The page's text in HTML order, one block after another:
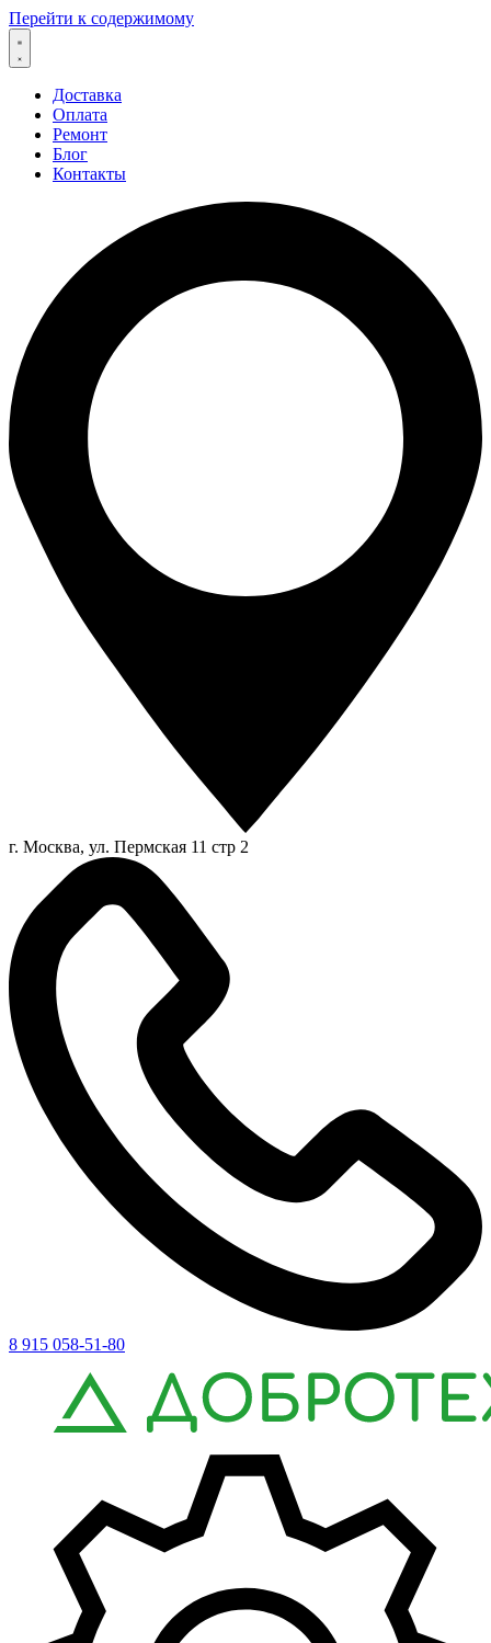
Перейти к содержимому
Доставка
Оплата
Ремонт
Блог
Контакты
г. Москва, ул. Пермская 11 стр 2
8 915 058-51-80